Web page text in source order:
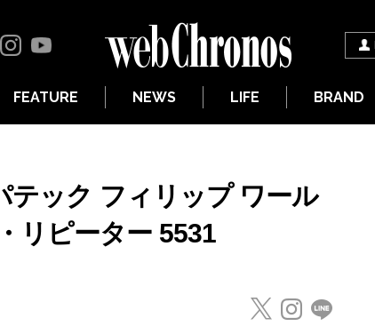
FEATURE NEWS LIFE BRAND
テック フィリップ ワール
リピーター 5531